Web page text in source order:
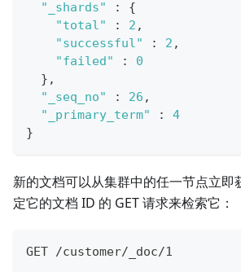
"_shards"
:
{
"total"
: 2 ,
"successful"
: 2 ,
"failed"
:
0
} ,
"_seq_no"
: 26 ,
"_primary_term"
:
4
}
新的文档可以从集群中的任一节点立即
定它的文档 ID 的 GET 请求来检索它：
GET /customer/_doc/1